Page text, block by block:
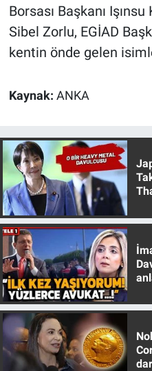
Borsası Başkanı
Sibel Zorlu, EGİAD
kentin önde gelen
Kaynak: ANKA